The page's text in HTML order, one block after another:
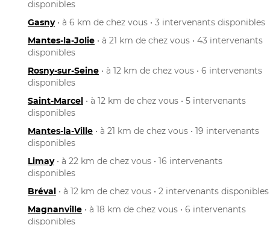
disponibles
Gasny• à 6 km de chez vous • 3 intervenants disponibles
Mantes-la-Jolie • à 21 km de chez vous • 43 intervenants
disponibles
Rosny-sur-Seine • à 12 km de chez vous • 6 intervenants
disponibles
Saint-Marcel • à 12 km de chez vous • 5 intervenants
disponibles
Mantes-la-Ville • à 21 km de chez vous • 19 intervenants
disponibles
Limay• à 22 km de chez vous • 16 intervenants
disponibles
Bréval • à 12 km de chez vous • 2 intervenants disponibles
Magnanville • à 18 km de chez vous • 6 intervenants
disponibles